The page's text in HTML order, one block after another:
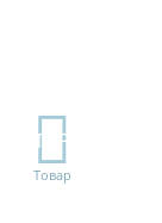
TOP
Товар